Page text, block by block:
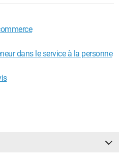
dans le service à la personne